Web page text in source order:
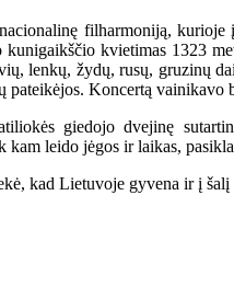
filharmoniją,
kvietimas 1323
lenkų, žydų, rusų, gruzinų
Koncertą vainikavo
giedojo dvejinę
leido jėgos ir laikas,
kad Lietuvoje gyvena ir į